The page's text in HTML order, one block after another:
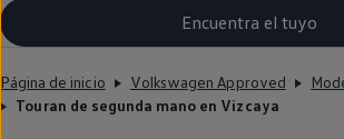
Encuentra el tuyo
Página de inicio Volkswagen Approved
Touran de segunda mano en Vizcaya